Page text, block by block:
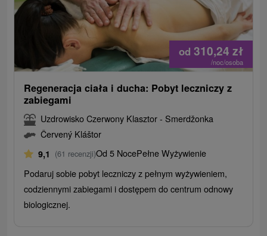
od 310,24 zł
/noc/osoba
Regeneracja ciała i ducha: Pobyt leczniczy z
zabiegami
Uzdrowisko Czerwony Klasztor - Smerdžonka
Červený Kláštor
9,1 (61 recenzji)Od 5 NocePełne Wyżywienie
Podaruj sobie pobyt leczniczy z pełnym wyżywieniem,
codziennymi zabiegami i dostępem do centrum odnowy
biologicznej.